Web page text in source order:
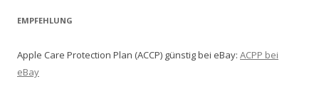
EMPFEHLUNG
Apple Care Protection Plan (ACCP) günstig bei eBay: ACPP bei
eBay